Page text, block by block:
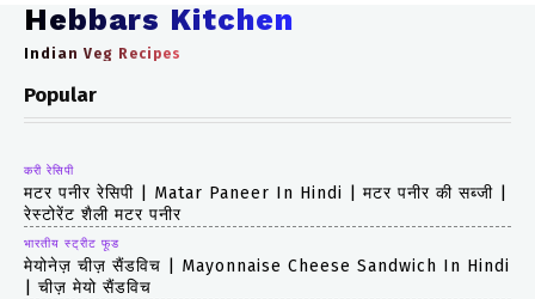
Hebbars Kitchen
Indian Veg Recipes
Popular
करी रेसिपी
मटर पनीर रेसिपी | Matar Paneer In Hindi | मटर पनीर की सब्जी |
रेस्टोरेंट शैली मटर पनीर
भारतीय स्ट्रीट फूड
मेयोनेज़ चीज़ सैंडविच | Mayonnaise Cheese Sandwich In Hindi
| चीज़ मेयो सैंडविच